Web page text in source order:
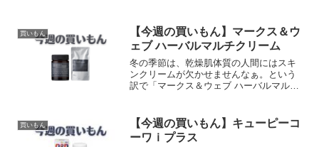
（恍惚）しかし、寒さの影響で余計に感
じるが、年がら年中関節痛が酷...
買いもん
【今週の買いもん】マークス＆ウ
ェブ ハーバルマルチクリーム
冬の季節は、乾燥肌体質の人間にはスキ
ンクリームが欠かせませんなぁ。という
訳で「マークス＆ウェブ ハーバルマルチ
もそも何故に草臥れたおっさんが、こん
な小洒落たもんを使っ...
買いもん
【今週の買いもん】キューピーコ
ーワｉプラス